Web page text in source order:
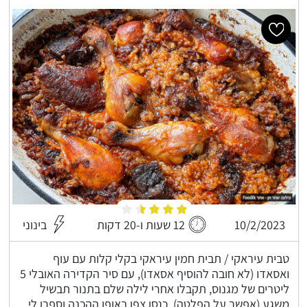
10/2/2023 12 שעות ו-20 דקות בינוני
טבית עיראקי / תבית חמין עיראקי בקלי קלות עם עוף
ואסאדו (לא חובה להוסיף אסאדו), עם סיר הקדירה האובלי 5
ליטרים של מגנוס, תקבלו אחרי לילה שלם בתנור תבשיל
משגע (אפשר על הפלטה), כנסו צפו באופן ההכנה וספרו לי